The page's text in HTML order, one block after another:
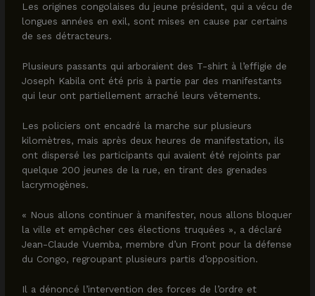
Les origines congolaises du jeune président, qui a vécu de
longues années en exil, sont mises en cause par certains
de ses détracteurs.
Plusieurs passants qui arboraient des T-shirt à l’effigie de
Joseph Kabila ont été pris à partie par des manifestants
qui leur ont partiellement arraché leurs vêtements.
Les policiers ont encadré la marche sur plusieurs
kilomètres, mais après deux heures de manifestation, ils
ont dispersé les participants qui avaient été rejoints par
quelque 200 jeunes de la rue, en tirant des grenades
lacrymogènes.
« Nous allons continuer à manifester, nous allons bloquer
la ville et empêcher ces élections truquées », a déclaré
Jean-Claude Vuemba, membre d’un Front pour la défense
du Congo, regroupant plusieurs partis d’opposition.
Il a dénoncé l’intervention des forces de l’ordre et